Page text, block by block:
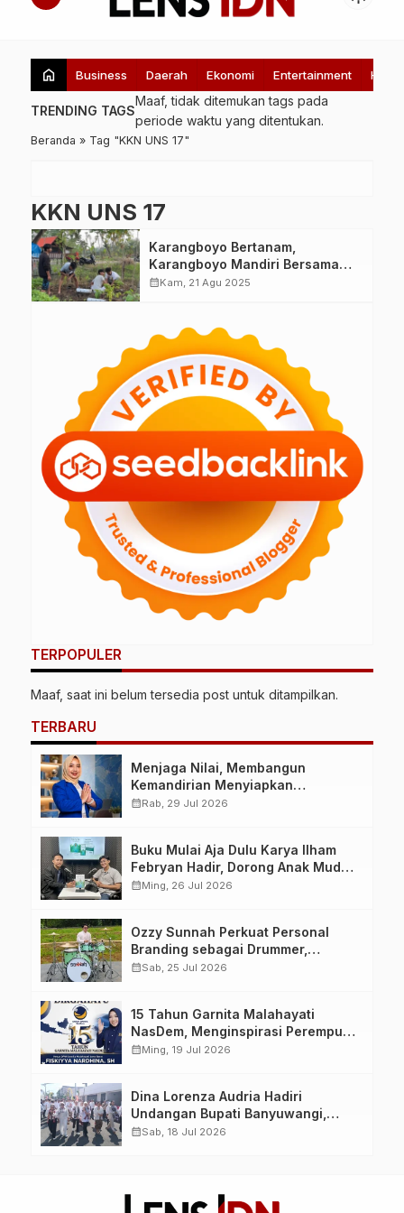
home Business Daerah Ekonomi Entertainment
TRENDING TAGS
Maaf, tidak ditemukan tags pada
periode waktu yang ditentukan.
Beranda » Tag "KKN UNS 17"
KKN UNS 17
Karangboyo Bertanam,
Karangboyo Mandiri Bersama
KKN UNS 17
calendar_monthKam, 21 Agu 2025
TERPOPULER
Maaf, saat ini belum tersedia post untuk ditampilkan.
TERBARU
Menjaga Nilai, Membangun
Kemandirian Menyiapkan
Kepemimpinan Ekonomi Perempuan
Jamaah
calendar_monthRab, 29 Jul 2026
Buku Mulai Aja Dulu Karya Ilham
Febryan Hadir, Dorong Anak Muda
Berhenti Menunda dan Mulai
calendar_monthMing, 26 Jul 2026
Ozzy Sunnah Perkuat Personal
Branding sebagai Drummer,
Produser, dan Sutradara Melalui
calendar_monthSab, 25 Jul 2026
15 Tahun Garnita Malahayati
NasDem, Menginspirasi Perempuan
Memimpin Perubahan Bangsa
calendar_monthMing, 19 Jul 2026
Dina Lorenza Audria Hadiri
Undangan Bupati Banyuwangi,
Saksikan Banyuwangi Ethno
calendar_monthSab, 18 Jul 2026